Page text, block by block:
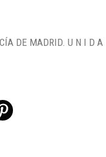
DE MADRID. U N I D